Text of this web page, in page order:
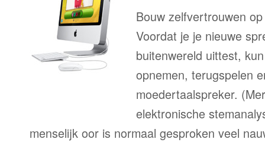
Bouw zelfvertrouwen
Voordat je je nieuwe
buitenwereld uittest,
opnemen, terugspelen
moedertaalspreker.
elektronische
menselijk oor is normaal gesproken veel